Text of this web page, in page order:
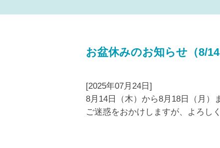
お盆休みのお知らせ（8/14
[2025年07月24日]
8月14日（木）から8月18日（月）
ご迷惑をおかけしますが、よろし